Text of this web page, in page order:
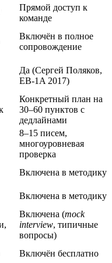
Прямой доступ к
команде
Включён в полное
сопровождение
Да (Сергей Поляков,
EB-1A 2017)
Конкретный план на
30–60 пунктов с
дедлайнами
8–15 писем,
многоуровневая
проверка
Включена в методику
Включена в методику
Включена (mock
interview, типичные
вопросы)
Включён бесплатно